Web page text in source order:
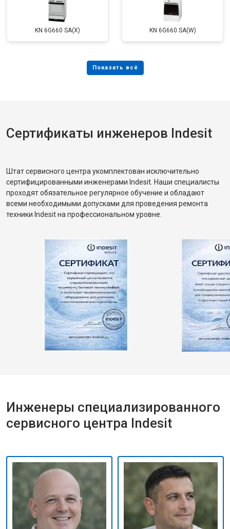
KN 6G660 SA(X) KN 6G660 SA(W)
Сертификаты инженеров Indesit
Штат сервисного центра укомплектован исключительно
сертифицированными инженерами Indesit. Наши специалисты
проходят обязательное регулярное обучение и обладают
всеми необходимыми допусками для проведения ремонта
техники Indesit на профессиональном уровне.
Инженеры специализированного
сервисного центра Indesit